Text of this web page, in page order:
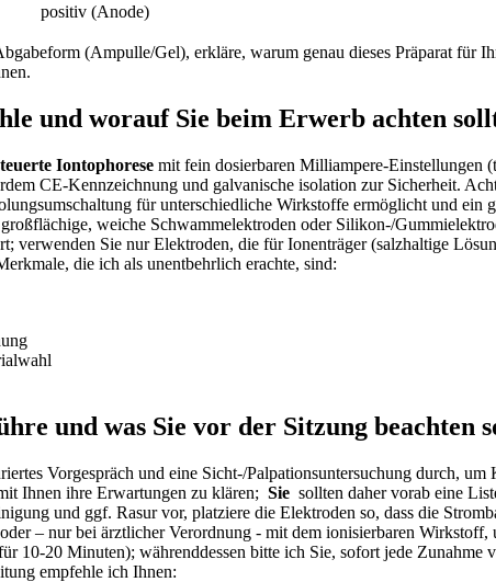
positiv⁤ (Anode)
⁤(Ampulle/Gel), erkläre, ⁢warum genau dieses⁢ Präparat ⁤für
und‍ worauf Sie beim Erwerb achten⁤
Iontophorese mit fein ⁣dosierbaren Milliampere-Einstellungen
CE-Kennzeichnung und galvanische isolation zur⁢ Sicherheit.
für unterschiedliche Wirkstoffe ermöglicht und ein
weiche Schwammelektroden oder Silikon-/
verwenden Sie nur ⁤Elektroden, die für Ionenträger (salzhaltige
die ich als unentbehrlich ‌erachte, sind:
‌und was Sie vor ⁢der Sitzung beachten
⁤Vorgespräch und ‌eine Sicht‑/Palpationsuntersuchung durch,
Ihnen ihre Erwartungen zu klären;
Sie
sollten ‍daher vorab eine
und ggf. Rasur‌ vor,​ platziere die Elektroden⁤ so, dass die
– nur bei ärztlicher‌ Verordnung -⁢ mit dem‍ ionisierbaren ⁢Wirkstoff,
10-20⁤ Minuten); währenddessen⁢ bitte ich Sie, sofort jede Zunahme
empfehle ich Ihnen: